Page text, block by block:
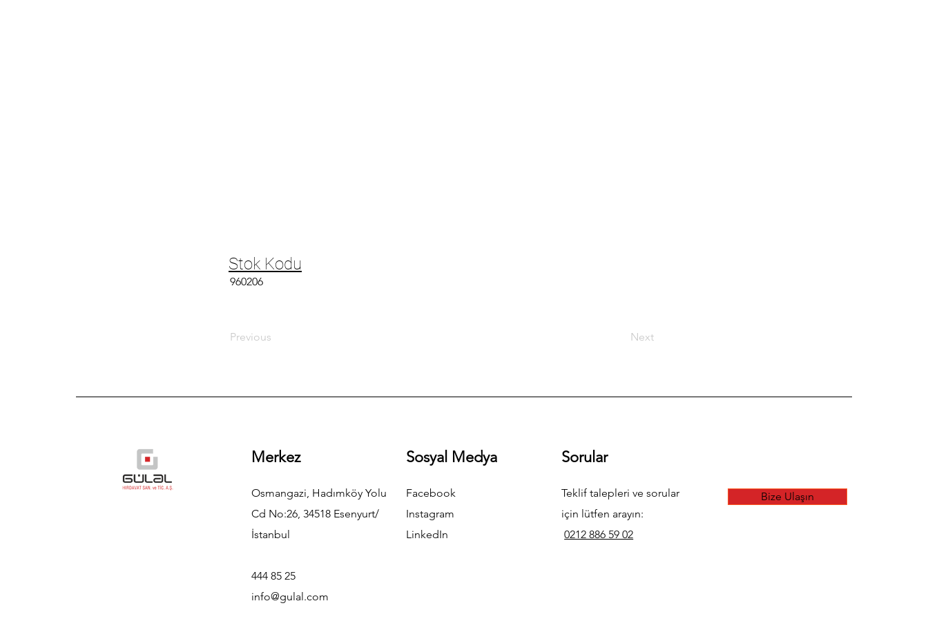
960206
Stok Kodu
Previous Next
Merkez
Osmangazi, Hadımköy Yolu
Cd No:26, 34518 Esenyurt/
İstanbul
444 85 25
info@gulal.com
Sosyal Medya
Facebook
Instagram
LinkedIn
Sorular
Teklif talepleri ve sorular
için lütfen arayın:
0212 886 59 02
Bize Ulaşın